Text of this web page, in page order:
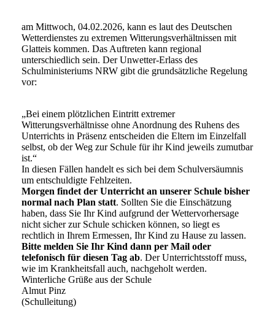
am Mittwoch, 04.02.2026, kann es laut des Deutschen
Wetterdienstes zu extremen Witterungsverhältnissen mit
Glatteis kommen. Das Auftreten kann regional
unterschiedlich sein. Der Unwetter-Erlass des
Schulministeriums NRW gibt die grundsätzliche Regelung
vor:
„Bei einem plötzlichen Eintritt extremer
Witterungsverhältnisse ohne Anordnung des Ruhens des
Unterrichts in Präsenz entscheiden die Eltern im Einzelfall
selbst, ob der Weg zur Schule für ihr Kind jeweils zumutbar
ist.“
In diesen Fällen handelt es sich bei dem Schulversäumnis
um entschuldigte Fehlzeiten.
Morgen findet der Unterricht an unserer Schule bisher
normal nach Plan statt. Sollten Sie die Einschätzung
haben, dass Sie Ihr Kind aufgrund der Wettervorhersage
nicht sicher zur Schule schicken können, so liegt es
rechtlich in Ihrem Ermessen, Ihr Kind zu Hause zu lassen.
Bitte melden Sie Ihr Kind dann per Mail oder
telefonisch für diesen Tag ab. Der Unterrichtsstoff muss,
wie im Krankheitsfall auch, nachgeholt werden.
Winterliche Grüße aus der Schule
Almut Pinz
(Schulleitung)